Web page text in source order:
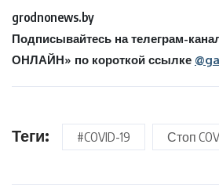
grodnonews.by
Подписывайтесь на телеграм-
ОНЛАЙН» по короткой ссылке
Теги: #COVID-19 Стоп